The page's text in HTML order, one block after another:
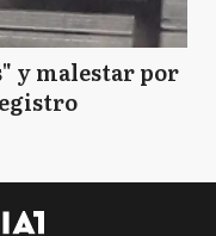
y malestar por